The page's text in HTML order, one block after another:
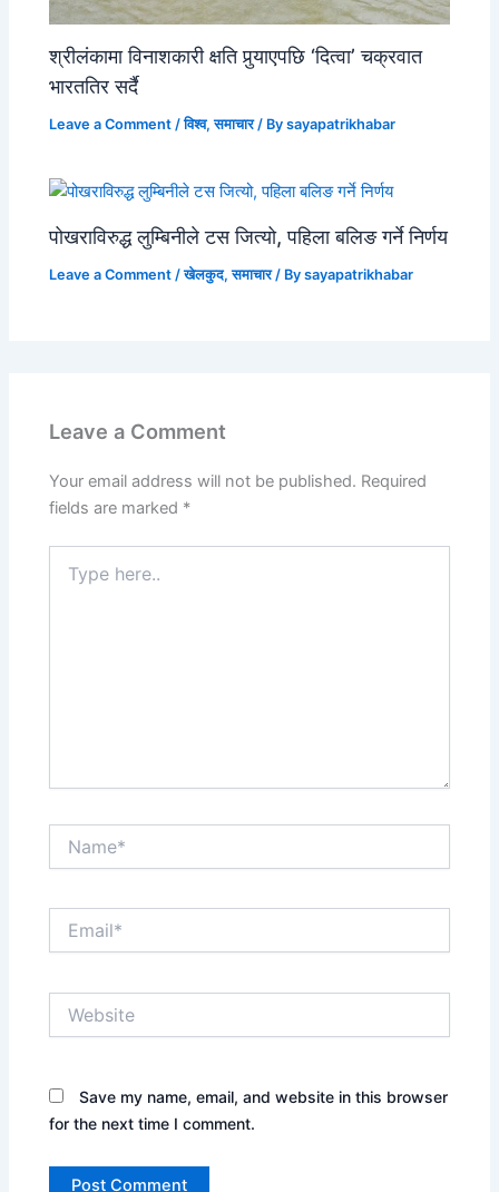
श्रीलंकामा विनाशकारी क्षति पुर्‍याएपछि ‘दित्वा’ चक्रवात
भारततिर सर्दै
Leave a Comment /विश्व,समाचार/ Bysayapatrikhabar
पोखराविरुद्ध लुम्बिनीले टस जित्यो, पहिला बलिङ गर्ने निर्णय
Leave a Comment /खेलकुद,समाचार/ Bysayapatrikhabar
Leave a Comment
Your email address will not be published. Required
fields are marked *
here..
Save my name, email, and website in this browser
for the next time I comment.